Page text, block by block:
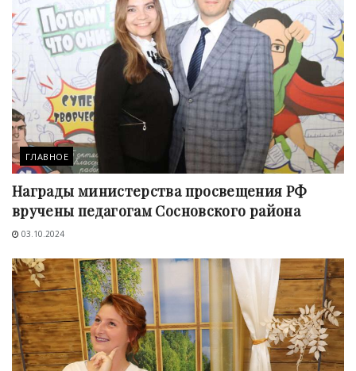
ГЛАВНОЕ
Награды министерства просвещения РФ
вручены педагогам Сосновского района
03.10.2024